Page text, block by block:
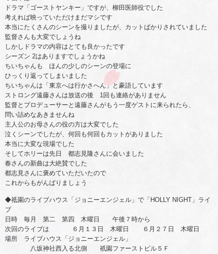
ドラマ「ゴーストヤンキー」ですが、柳田医師役でした
考えれば映っていただけまだマシです
本当にたくさんのシーンを撮りましたが、カットばかりされていました
監督さんも大変でしょうね
しかしドラマの内容はとても良かったです
シーズン 2はありますでしょうかね
ちいちゃんも ほんの少しのシーンの登場に
ひっくり返ってしまいました
ちいちゃんは「東京へは行かさへん」と豪語しています
ストロング遠藤さんは放送の後 1回も連絡がありません
監督とプロデューサーと遠藤さんがもう一度ゲストに来られたら、
問い詰めなあきませんね
主人公のお母さんの役の方は大変でした
泣くシーンでしたが、何回も何回もカットがありました
本当に大変な現場でした
そしてホリーは先日 都志見隆さんに会いました
春さんの新曲は大絶賛でした
都志見さんに褒めていただいたので
これからもがんばりましょう
◆祗園のライブハウス「ジョニーエンジェル」で「HOLLY NIGHT」ライ
ブ
日時 毎月 第二 第四 木曜日 午後７時から
次回のライブは ６月１３日 木曜日 ６月２７日 木曜日
場所 ライブハウス「ジョニーエンジェル」
八坂神社西入る北側 祇園ファーストビル５Ｆ